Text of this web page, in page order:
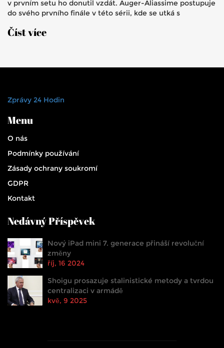
v prvním setu ho donutil vzdát. Auger-Aliassime postupuje
do svého prvního finále v této sérii, kde se utká s
Číst více
Zprávy 24 Hodin
Menu
O nás
Podmínky používání
Zásady ochrany soukromí
GDPR
Kontakt
Nedávný Příspěvek
Nový iPad mini 7. generace přináší revoluční
změny
říj, 16 2024
Shoigu prosazuje stalinistické metody a tvrdou
centralizaci v armádě
kvě, 9 2025